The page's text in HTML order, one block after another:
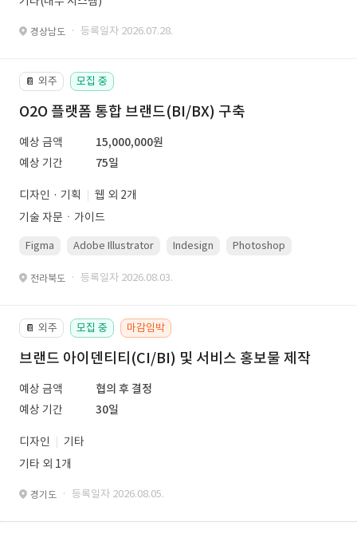
경상남도 · 등록일자 2026.07.28.
📔 외주 모집 중
O2O 플랫폼 통합 브랜드(BI/BX) 구축
예상 금액
15,000,000원
예상 기간
75일
디자인 · 기획
웹 외 2개
기술 자문ㆍ가이드
Figma Adobe Illustrator Indesign Photoshop
전라북도 · 등록일자 2026.08.03.
📔 외주 모집 중 마감임박
브랜드 아이덴티티(CI/BI) 및 서비스 홍보물 제작
예상 금액
협의 후 결정
예상 기간
30일
디자인
기타
기타 외 1개
경기도 · 등록일자 2026.08.05.